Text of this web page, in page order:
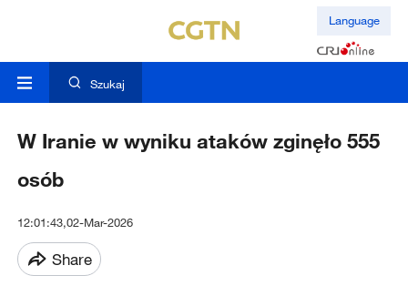
Language
Szukaj
W Iranie w wyniku ataków zginęło 555
osób
12:01:43,02-Mar-2026
Share